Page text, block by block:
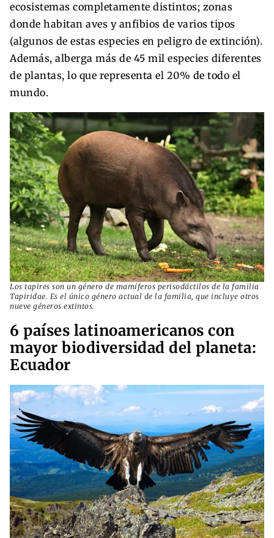
ecosistemas completamente distintos; zonas
donde habitan aves y anfibios de varios tipos
(algunos de estas especies en peligro de extinción).
Además, alberga más de 45 mil especies diferentes
de plantas, lo que representa el 20% de todo el
mundo.
Los tapires son un género de mamíferos perisodáctilos de la familia
Tapiridae. Es el único género actual de la familia, que incluye otros
nueve géneros extintos.
6 países latinoamericanos con
mayor biodiversidad del planeta:
Ecuador